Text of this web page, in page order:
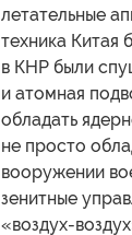
летательные
техника Китая
в КНР были
и атомная
обладать
не просто
вооружении
зенитные
«воздух-